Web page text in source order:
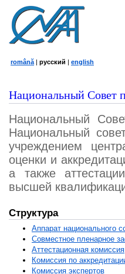
română | русский | english
Национальный Совет
Национальный
Национальный
учреждением
оценки и
а также
высшей
Структура
Аппарат национального
Совместное пленарное
Аттестационная комисcия
Комиссия по
Комиссия экспертов